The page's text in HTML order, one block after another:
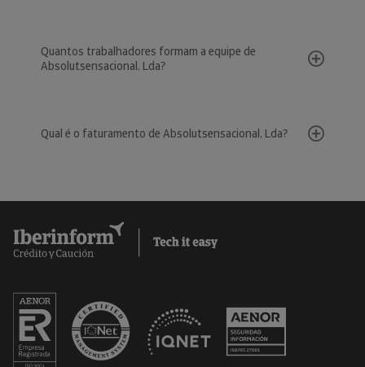
Quantos trabalhadores formam a equipe de
Absolutsensacional, Lda?
Qual é o faturamento de Absolutsensacional, Lda?